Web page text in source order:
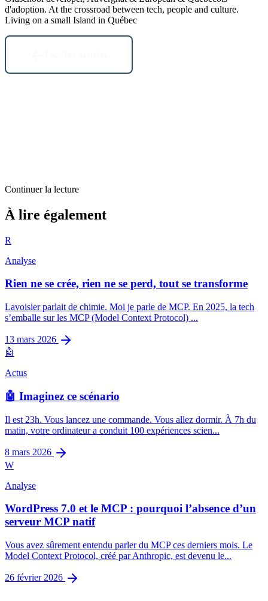
d'adoption. At the crossroad between tech, people and culture.
Living on a small Island in Québec
Continuer la lecture
À lire également
R
Analyse
Rien ne se crée, rien ne se perd, tout se transforme
Lavoisier parlait de chimie. Moi je parle de MCP. En 2025, la tech
s’emballe sur les MCP (Model Context Protocol) ...
13 mars 2026
🤖
Actus
🤖 Imaginez ce scénario
Il est 23h. Vous lancez une commande. Vous allez dormir. À 7h du
matin, votre ordinateur a conduit 100 expériences scien...
8 mars 2026
W
Analyse
WordPress 7.0 et le MCP : pourquoi l’absence d’un
serveur MCP natif
Vous avez sûrement entendu parler du MCP ces derniers mois. Le
Model Context Protocol, créé par Anthropic, est devenu le...
26 février 2026